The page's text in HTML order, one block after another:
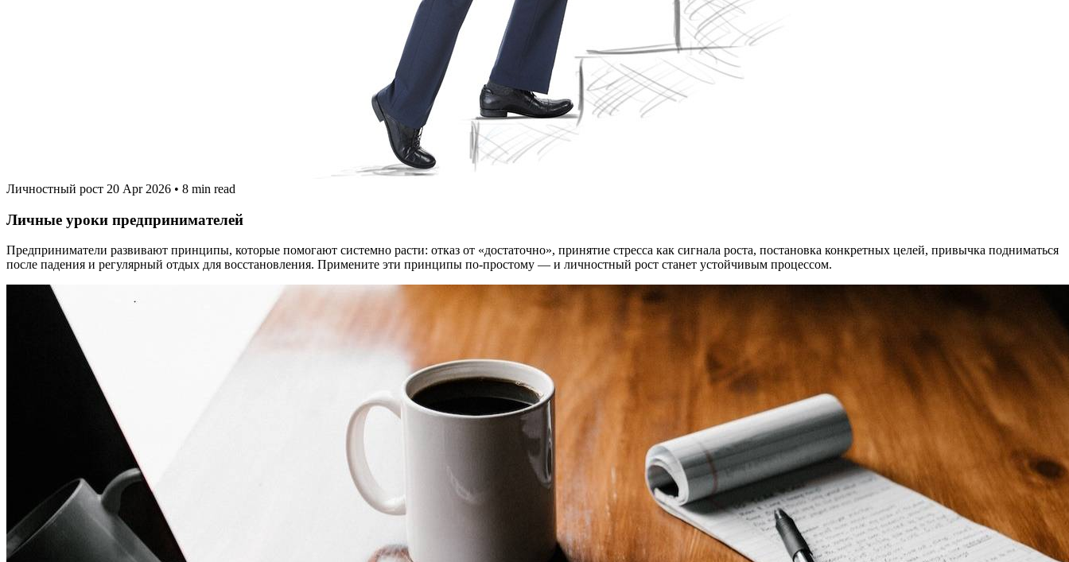
Личностный рост 20 Apr 2026 • 8 min read
Личные уроки предпринимателей
Предприниматели развивают принципы, которые помогают системно расти: отказ от «достаточно», принятие стресса как сигнала роста, постановка конкретных целей, привычка подниматься
после падения и регулярный отдых для восстановления. Примените эти принципы по‑простому — и личностный рост станет устойчивым процессом.